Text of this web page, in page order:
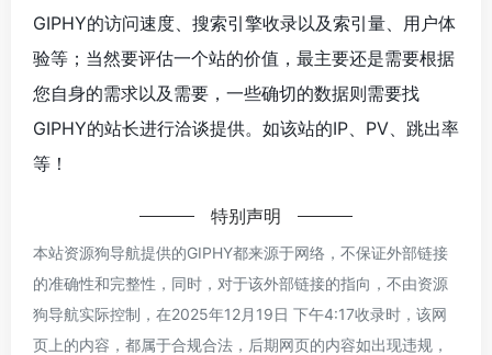
GIPHY的访问速度、搜索引擎收录以及索引量、用户体
验等；当然要评估一个站的价值，最主要还是需要根据
您自身的需求以及需要，一些确切的数据则需要找
GIPHY的站长进行洽谈提供。如该站的IP、PV、跳出率
等！
特别声明
本站资源狗导航提供的GIPHY都来源于网络，不保证外部链接
的准确性和完整性，同时，对于该外部链接的指向，不由资源
狗导航实际控制，在2025年12月19日 下午4:17收录时，该网
页上的内容，都属于合规合法，后期网页的内容如出现违规，